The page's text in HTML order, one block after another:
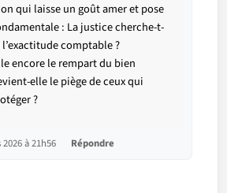
qui laisse un goût amer et pose
: La justice cherche-t-
comptable ?
encore le rempart du bien
elle le piège de ceux qui
?
à 21h56 Répondre